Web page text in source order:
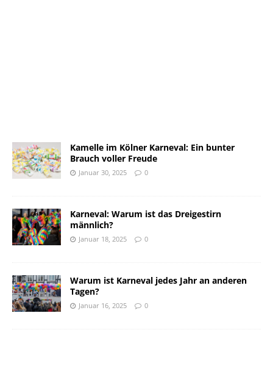
Kamelle im Kölner Karneval: Ein bunter
Brauch voller Freude
Januar 30, 2025 0
Karneval: Warum ist das Dreigestirn
männlich?
Januar 18, 2025 0
Warum ist Karneval jedes Jahr an anderen
Tagen?
Januar 16, 2025 0